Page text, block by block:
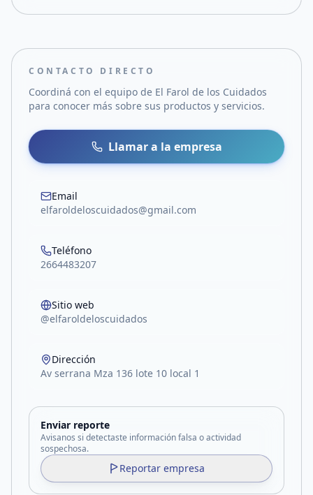
CONTACTO DIRECTO
Coordiná con el equipo de El Farol de los Cuidados
para conocer más sobre sus productos y servicios.
Llamar a la empresa
Email
elfaroldeloscuidados@gmail.com
Teléfono
2664483207
Sitio web
@elfaroldeloscuidados
Dirección
Av serrana Mza 136 lote 10 local 1
Enviar reporte
Avisanos si detectaste información falsa o actividad
sospechosa.
Reportar empresa